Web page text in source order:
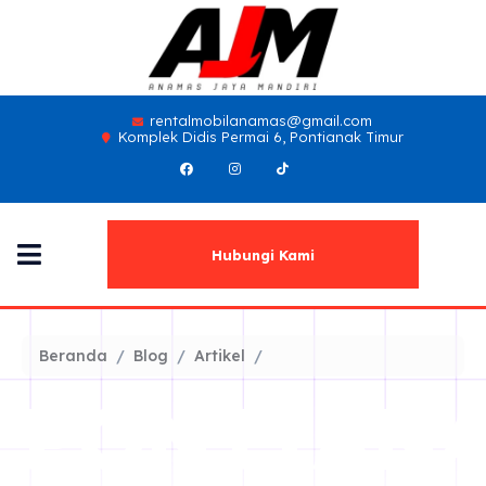
rentalmobilanamas@gmail.com
Komplek Didis Permai 6, Pontianak Timur
Hubungi Kami
Beranda Blog Artikel